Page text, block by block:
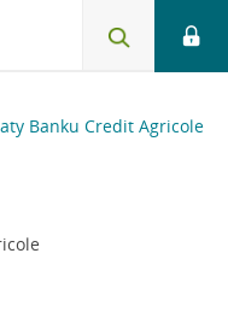
Banku Credit Agricole